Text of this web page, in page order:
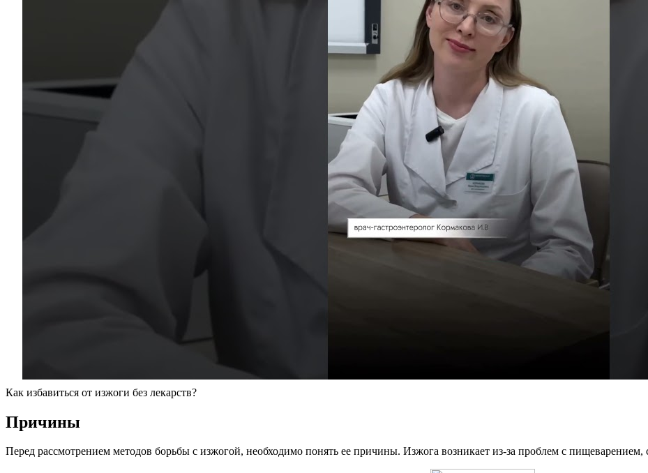
Как избавиться от изжоги без лекарств?
Причины
Перед рассмотрением методов борьбы с изжогой, необходимо понять ее причины. Изжога возникает из-за проблем с